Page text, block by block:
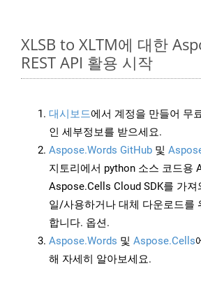
XLSB to XLTM에 대한
REST API 활용 시작
대시보드에서 계정을 만들어 무
인 세부정보를 받으세요.
Aspose.Words GitHub 및
지토리에서 python 소스 코드용
Aspose.Cells Cloud SDK를 가져
일/사용하거나 대체 다운로드를
합니다. 옵션.
Aspose.Words 및 Aspose.Cells
해 자세히 알아보세요.